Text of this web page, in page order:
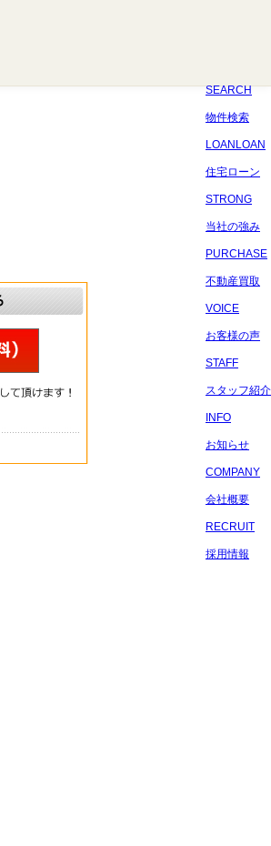
SEARCH
物件検索
LOANLOAN
住宅ローン
STRONG
当社の強み
PURCHASE
不動産買取
VOICE
お客様の声
STAFF
スタッフ紹介
INFO
お知らせ
COMPANY
会社概要
RECRUIT
採用情報